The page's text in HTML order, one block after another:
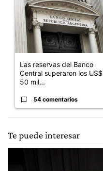
Las reservas del Banco
Central superaron los US$
50 mil...
54 comentarios